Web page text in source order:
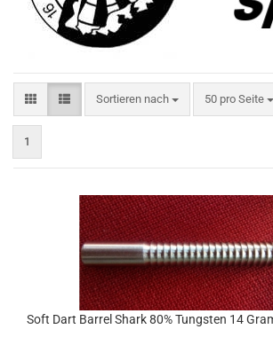
Sortieren nach
Sortieren nach 50 pro Seite
pro Seite
1
Soft Dart Bar­rel Shark 80% Tungs­ten 14